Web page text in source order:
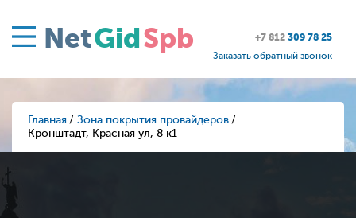
NetGidSpb +7 812 309 78 25
Заказать обратный звонок
Главная
Зона покрытия провайдеров
Кронштадт, Красная ул, 8 к1